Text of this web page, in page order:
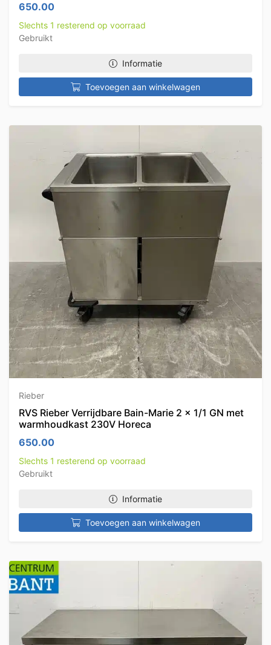
650.00
Slechts 1 resterend op voorraad
Gebruikt
Informatie
Toevoegen aan winkelwagen
Rieber
RVS Rieber Verrijdbare Bain-Marie 2 x 1/1 GN met
warmhoudkast 230V Horeca
650.00
Slechts 1 resterend op voorraad
Gebruikt
Informatie
Toevoegen aan winkelwagen